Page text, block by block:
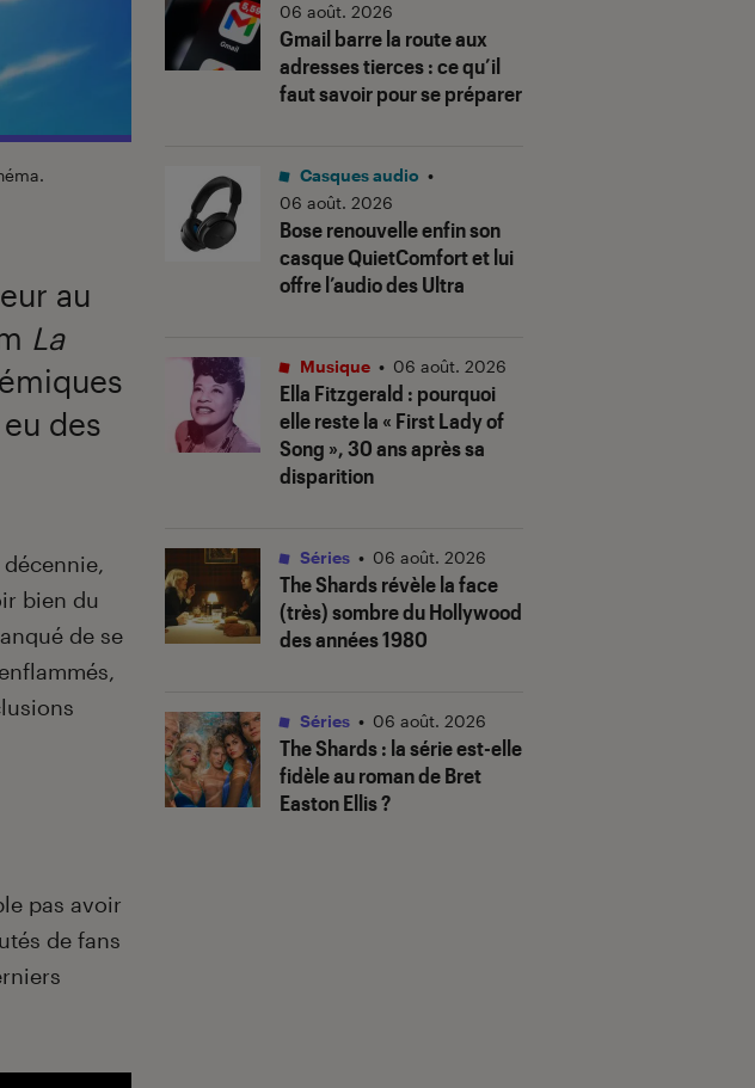
au
La
des
bien du
de se
pas avoir
de fans
Gmail barre la route aux
adresses tierces : ce qu’il
faut savoir pour se préparer
06 août. 2026
Bose renouvelle enfin son
casque QuietComfort et lui
offre l’audio des Ultra
Casques audio •
06 août. 2026
Ella Fitzgerald : pourquoi
elle reste la « First Lady of
Song », 30 ans après sa
disparition
Musique • 06 août. 2026
The Shardsrévèle la face
(très) sombre du Hollywood
des années 1980
Séries • 06 août. 2026
The Shards: la série est-elle
fidèle au roman de Bret
Easton Ellis ?
Séries • 06 août. 2026